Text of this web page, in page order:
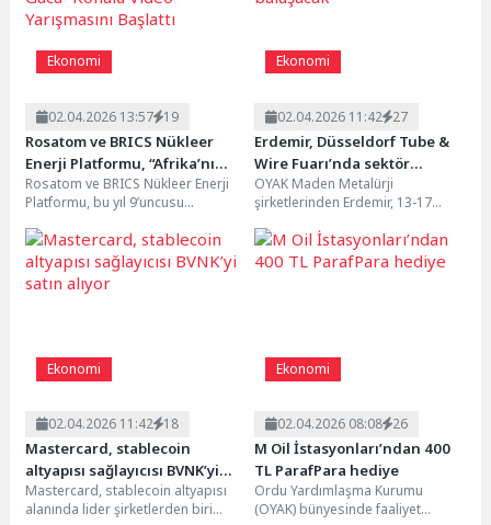
Ekonomi
02.04.2026 13:57 19
Rosatom ve BRICS Nükleer
Enerji Platformu, “Afrika’nın
Nükleer İtici Gücü” Konulu
Video Yarışmasını Başlattı
Rosatom ve BRICS Nükleer Enerji
Platformu, bu yıl 9’uncusu
İtici Gücü” video...
Ekonomi
02.04.2026 11:42 27
Erdemir, Düsseldorf Tube &
Wire Fuarı’nda sektör
profesyonelleriyle buluşacak
OYAK Maden Metalürji
şirketlerinden Erdemir, 13-17
Düsseldorf kentinde
düzenlenecek uluslararası Tube
Ekonomi
02.04.2026 11:42 18
Mastercard, stablecoin
altyapısı sağlayıcısı BVNK’yi
satın alıyor
Mastercard, stablecoin altyapısı
alanında lider şirketlerden biri
Ekonomi
02.04.2026 08:08 26
M Oil İstasyonları’ndan 400
TL ParafPara hediye
Ordu Yardımlaşma Kurumu
(OYAK) bünyesinde faaliyet